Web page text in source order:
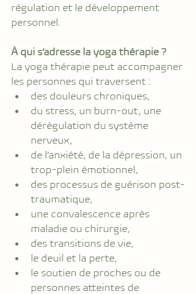
régulation et le développement
personnel.
À qui s’adresse la yoga thérapie ?
La yoga thérapie peut accompagner
les personnes qui traversent :
des douleurs chroniques,
du stress, un burn-out, une
dérégulation du système
nerveux,
de l’anxiété, de la dépression, un
trop-plein émotionnel,
des processus de guérison post-
traumatique,
une convalescence après
maladie ou chirurgie,
des transitions de vie,
le deuil et la perte,
le soutien de proches ou de
personnes atteintes de